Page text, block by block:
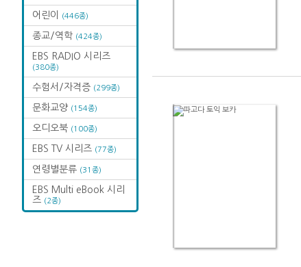
어린이 (446종)
종교/역학 (424종)
EBS RADIO 시리즈
(380종)
수험서/자격증 (299종)
문화교양 (154종)
오디오북 (100종)
EBS TV 시리즈 (77종)
연령별분류 (31종)
EBS Multi eBook 시리
즈 (2종)